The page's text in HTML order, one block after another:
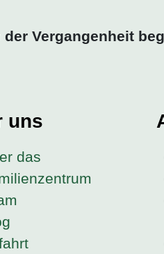
Vergangenheit
uns
das